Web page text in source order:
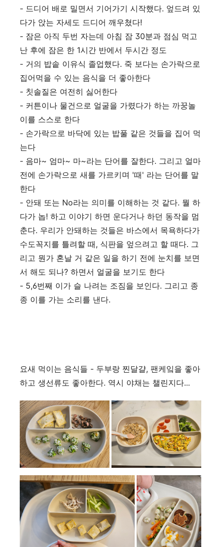
- 드디어 배로 밀면서 기어가기 시작했다. 엎드려 있
다가 앉는 자세도 드디어 깨우쳤다!
- 잠은 아직 두번 자는데 아침 잠 30분과 점심 먹고
난 후에 잠은 한 1시간 반에서 두시간 정도
- 거의 밥솥 이유식 졸업했다. 죽 보다는 손가락으로
집어먹을 수 있는 음식을 더 좋아한다
- 칫솔질은 여전히 싫어한다
- 커튼이나 물건으로 얼굴을 가렸다가 하는 까꿍놀
이를 스스로 한다
- 손가락으로 바닥에 있는 밥풀 같은 것들을 집어 먹
는다
- 음마~ 엄마~ 마~라는 단어를 잘한다. 그리고 얼마
전에 손가락으로 새를 가르키며 '때' 라는 단어를 말
한다
- 안돼 또는 No라는 의미를 이해하는 것 같다. 뭘 하
다가 놉! 하고 이야기 하면 운다거나 하던 동작을 멈
춘다. 우리가 안돼하는 것들은 바스에서 목욕하다가
수도꼭지를 틀려할 때, 식판을 엎으려고 할 때다. 그
리고 뭔가 혼날 거 같은 일을 하기 전에 눈치를 보면
서 해도 되나? 하면서 얼굴을 보기도 한다
- 5,6번째 이가 슬 나려는 조짐을 보인다. 그리고 종
종 이를 가는 소리를 낸다.
요새 먹이는 음식들 - 두부랑 찐달걀, 팬케잌을 좋아
하고 생선류도 좋아한다. 역시 야채는 챌린지다...